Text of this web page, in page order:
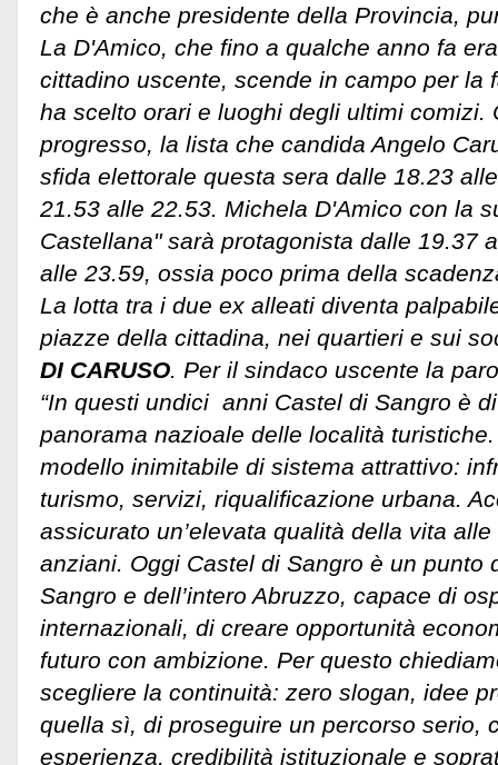
che è anche presidente della Provincia,
La D'Amico, che fino a qualche anno fa
cittadino uscente, scende in campo per la
ha scelto orari e luoghi degli ultimi comizi.
progresso, la lista che candida Angelo
sfida elettorale questa sera dalle 18.23
21.53 alle 22.53. Michela D'Amico con la
Castellana" sarà protagonista dalle 19.37
alle 23.59, ossia poco prima della
La lotta tra i due ex alleati diventa
piazze della cittadina, nei quartieri e sui
DI CARUSO . Per il sindaco uscente la
“In questi undici anni Castel di Sangro è
panorama nazioale delle località
modello inimitabile di sistema attrattivo:
turismo, servizi, riqualificazione urbana.
assicurato un’elevata qualità della vita
anziani. Oggi Castel di Sangro è un punto
Sangro e dell’intero Abruzzo, capace di
internazionali, di creare opportunità
futuro con ambizione. Per questo
scegliere la continuità: zero slogan, idee
quella sì, di proseguire un percorso serio,
esperienza, credibilità istituzionale e